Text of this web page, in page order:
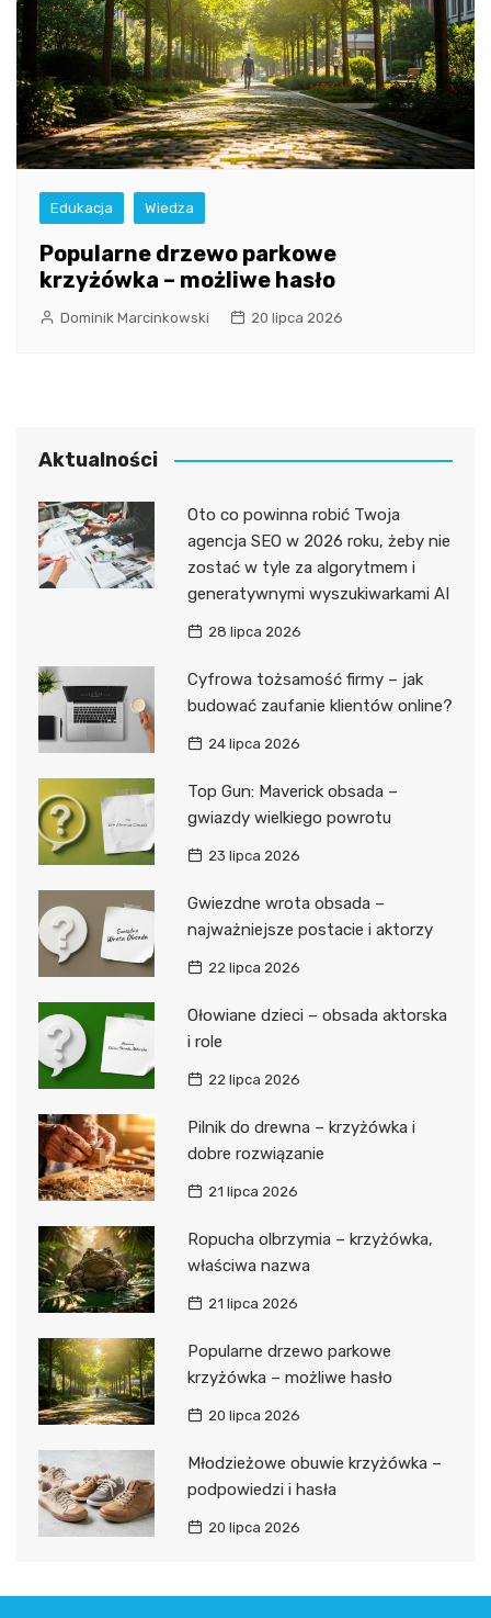
Edukacja Wiedza
Popularne drzewo parkowe
krzyżówka – możliwe hasło
Dominik Marcinkowski 20 lipca 2026
Aktualności
Oto co powinna robić Twoja
agencja SEO w 2026 roku, żeby nie
zostać w tyle za algorytmem i
generatywnymi wyszukiwarkami AI
28 lipca 2026
Cyfrowa tożsamość firmy – jak
budować zaufanie klientów online?
24 lipca 2026
Top Gun: Maverick obsada –
gwiazdy wielkiego powrotu
23 lipca 2026
Gwiezdne wrota obsada –
najważniejsze postacie i aktorzy
22 lipca 2026
Ołowiane dzieci – obsada aktorska
i role
22 lipca 2026
Pilnik do drewna – krzyżówka i
dobre rozwiązanie
21 lipca 2026
Ropucha olbrzymia – krzyżówka,
właściwa nazwa
21 lipca 2026
Popularne drzewo parkowe
krzyżówka – możliwe hasło
20 lipca 2026
Młodzieżowe obuwie krzyżówka –
podpowiedzi i hasła
20 lipca 2026